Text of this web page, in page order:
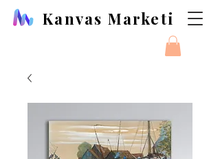
Kanvas Marketi